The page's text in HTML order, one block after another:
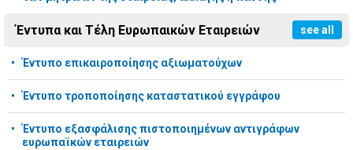
Έντυπα και Τέλη Ευρωπαικών Εταιρειών see all
Έντυπο επικαιροποίησης αξιωματούχων
Έντυπο τροποποίησης καταστατικού εγγράφου
Έντυπο εξασφάλισης πιστοποιημένων αντιγράφων
ευρωπαϊκών εταιρειών